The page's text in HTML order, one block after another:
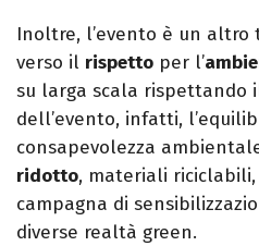
Inoltre, l’evento è un
verso il rispetto per l’
su larga scala rispettando
dell’evento, infatti,
consapevolezza
ridotto, materiali
campagna di
diverse realtà green.